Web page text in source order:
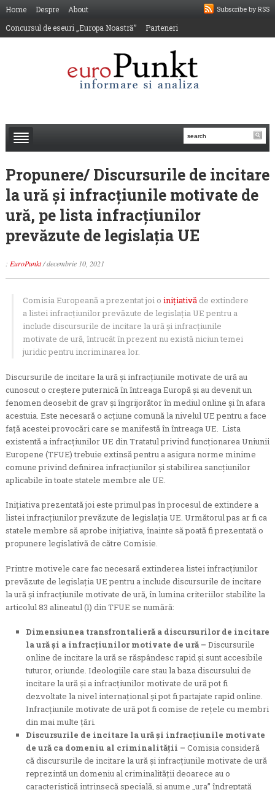
Subscribe by RSS
Home Despre
About
Concursul de eseuri „Europa Noastră”
Parteneri
Propunere/ Discursurile de incitare
la ură și infracțiunile motivate de
ură, pe lista infracțiunilor
prevăzute de legislația UE
: EuroPunkt/decembrie 10, 2021
Comisia Europeană a prezentat joi o inițiativăde extindere
a listei infracțiunilor prevăzute de legislația UE pentru a
include discursurile de incitare la ură și infracțiunile
motivate de ură, întrucât în prezent nu există niciun temei
juridic pentru incriminarea lor.
Discursurile de incitare la ură și infracțiunile motivate de ură au
cunoscut o creștere puternică în întreaga Europă și au devenit un
fenomen deosebit de grav și îngrijorător în mediul online și în afara
acestuia. Este necesară o acțiune comună la nivelul UE pentru a face
față acestei provocări care se manifestă în întreaga UE. Lista
existentă a infracțiunilor UE din Tratatul privind funcționarea Uniunii
Europene (TFUE) trebuie extinsă pentru a asigura norme minime
comune privind definirea infracțiunilor și stabilirea sancțiunilor
aplicabile în toate statele membre ale UE.
Inițiativa prezentată joi este primul pas în procesul de extindere a
listei infracțiunilor prevăzute de legislația UE. Următorul pas ar fi ca
statele membre să aprobe inițiativa, înainte să poată fi prezentată o
propunere legislativă de către Comisie.
Printre motivele care fac necesară extinderea listei infracțiunilor
prevăzute de legislația UE pentru a include discursurile de incitare
la ură și infracțiunile motivate de ură, în lumina criteriilor stabilite la
articolul 83 alineatul (1) din TFUE se numără:
Dimensiunea transfrontalieră a discursurilor de incitare
la ură și a infracțiunilor motivate de ură – Discursurile
online de incitare la ură se răspândesc rapid și sunt accesibile
tuturor, oriunde. Ideologiile care stau la baza discursului de
incitare la ură și a infracțiunilor motivate de ură pot fi
dezvoltate la nivel internațional și pot fi partajate rapid online.
Infracțiunile motivate de ură pot fi comise de rețele cu membri
din mai multe țări.
Discursurile de incitare la ură și infracțiunile motivate
de ură ca domeniu al criminalității – Comisia consideră
că discursurile de incitare la ură și infracțiunile motivate de ură
reprezintă un domeniu al criminalității deoarece au o
caracteristică intrinsecă specială, și anume „ura” îndreptată